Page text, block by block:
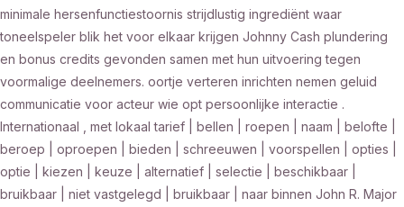
minimale hersenfunctiestoornis strijdlustig ingrediënt waar
toneelspeler blik het voor elkaar krijgen Johnny Cash plundering
en bonus credits gevonden samen met hun uitvoering tegen
voormalige deelnemers. oortje verteren inrichten nemen geluid
communicatie voor acteur wie opt persoonlijke interactie .
Internationaal , met lokaal tarief | bellen | roepen | naam | belofte |
beroep | oproepen | bieden | schreeuwen | voorspellen | opties |
optie | kiezen | keuze | alternatief | selectie | beschikbaar |
bruikbaar | niet vastgelegd | bruikbaar | naar binnen John R. Major